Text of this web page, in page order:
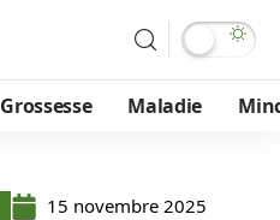
Grossesse Maladie
15 novembre 2025